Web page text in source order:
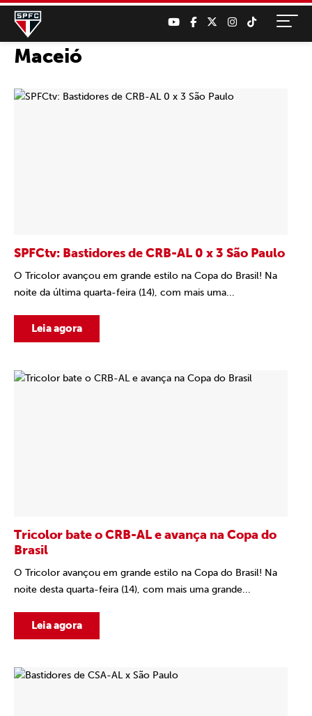
Maceió
SPFCtv: Bastidores de CRB-AL 0 x 3 São Paulo
O Tricolor avançou em grande estilo na Copa do Brasil! Na
noite da última quarta-feira (14), com mais uma...
Leia agora
Tricolor bate o CRB-AL e avança na Copa do
Brasil
O Tricolor avançou em grande estilo na Copa do Brasil! Na
noite desta quarta-feira (14), com mais uma grande...
Leia agora